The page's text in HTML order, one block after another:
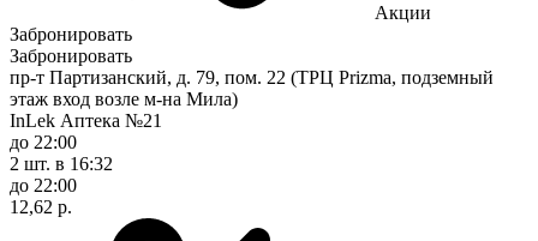
Акции
Забронировать
Забронировать
пр-т Партизанский, д. 79, пом. 22 (ТРЦ Prizma, подземный
этаж вход возле м-на Мила)
InLek Аптека №21
до 22:00
2 шт. в 16:32
до 22:00
12,62 р.